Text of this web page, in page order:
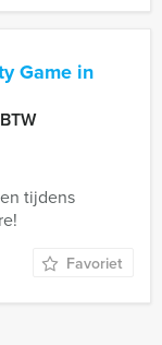
Game in
tijdens
Favoriet